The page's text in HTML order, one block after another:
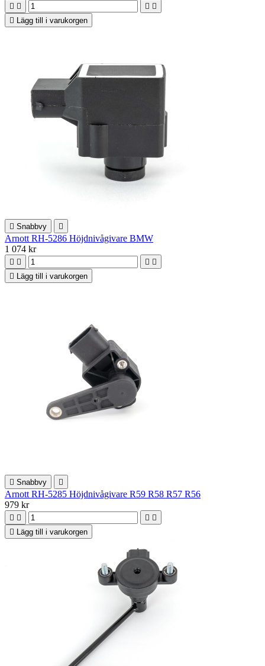
   

Lägg till i varukorgen
 Snabbvy 
Arnott RH-5286 Höjdnivågivare BMW
1 074 kr
   

Lägg till i varukorgen
 Snabbvy 
Arnott RH-5285 Höjdnivågivare R59 R58 R57 R56
979 kr
   

Lägg till i varukorgen